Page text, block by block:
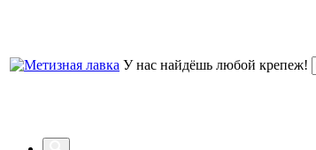
У нас найдёшь любой крепеж!